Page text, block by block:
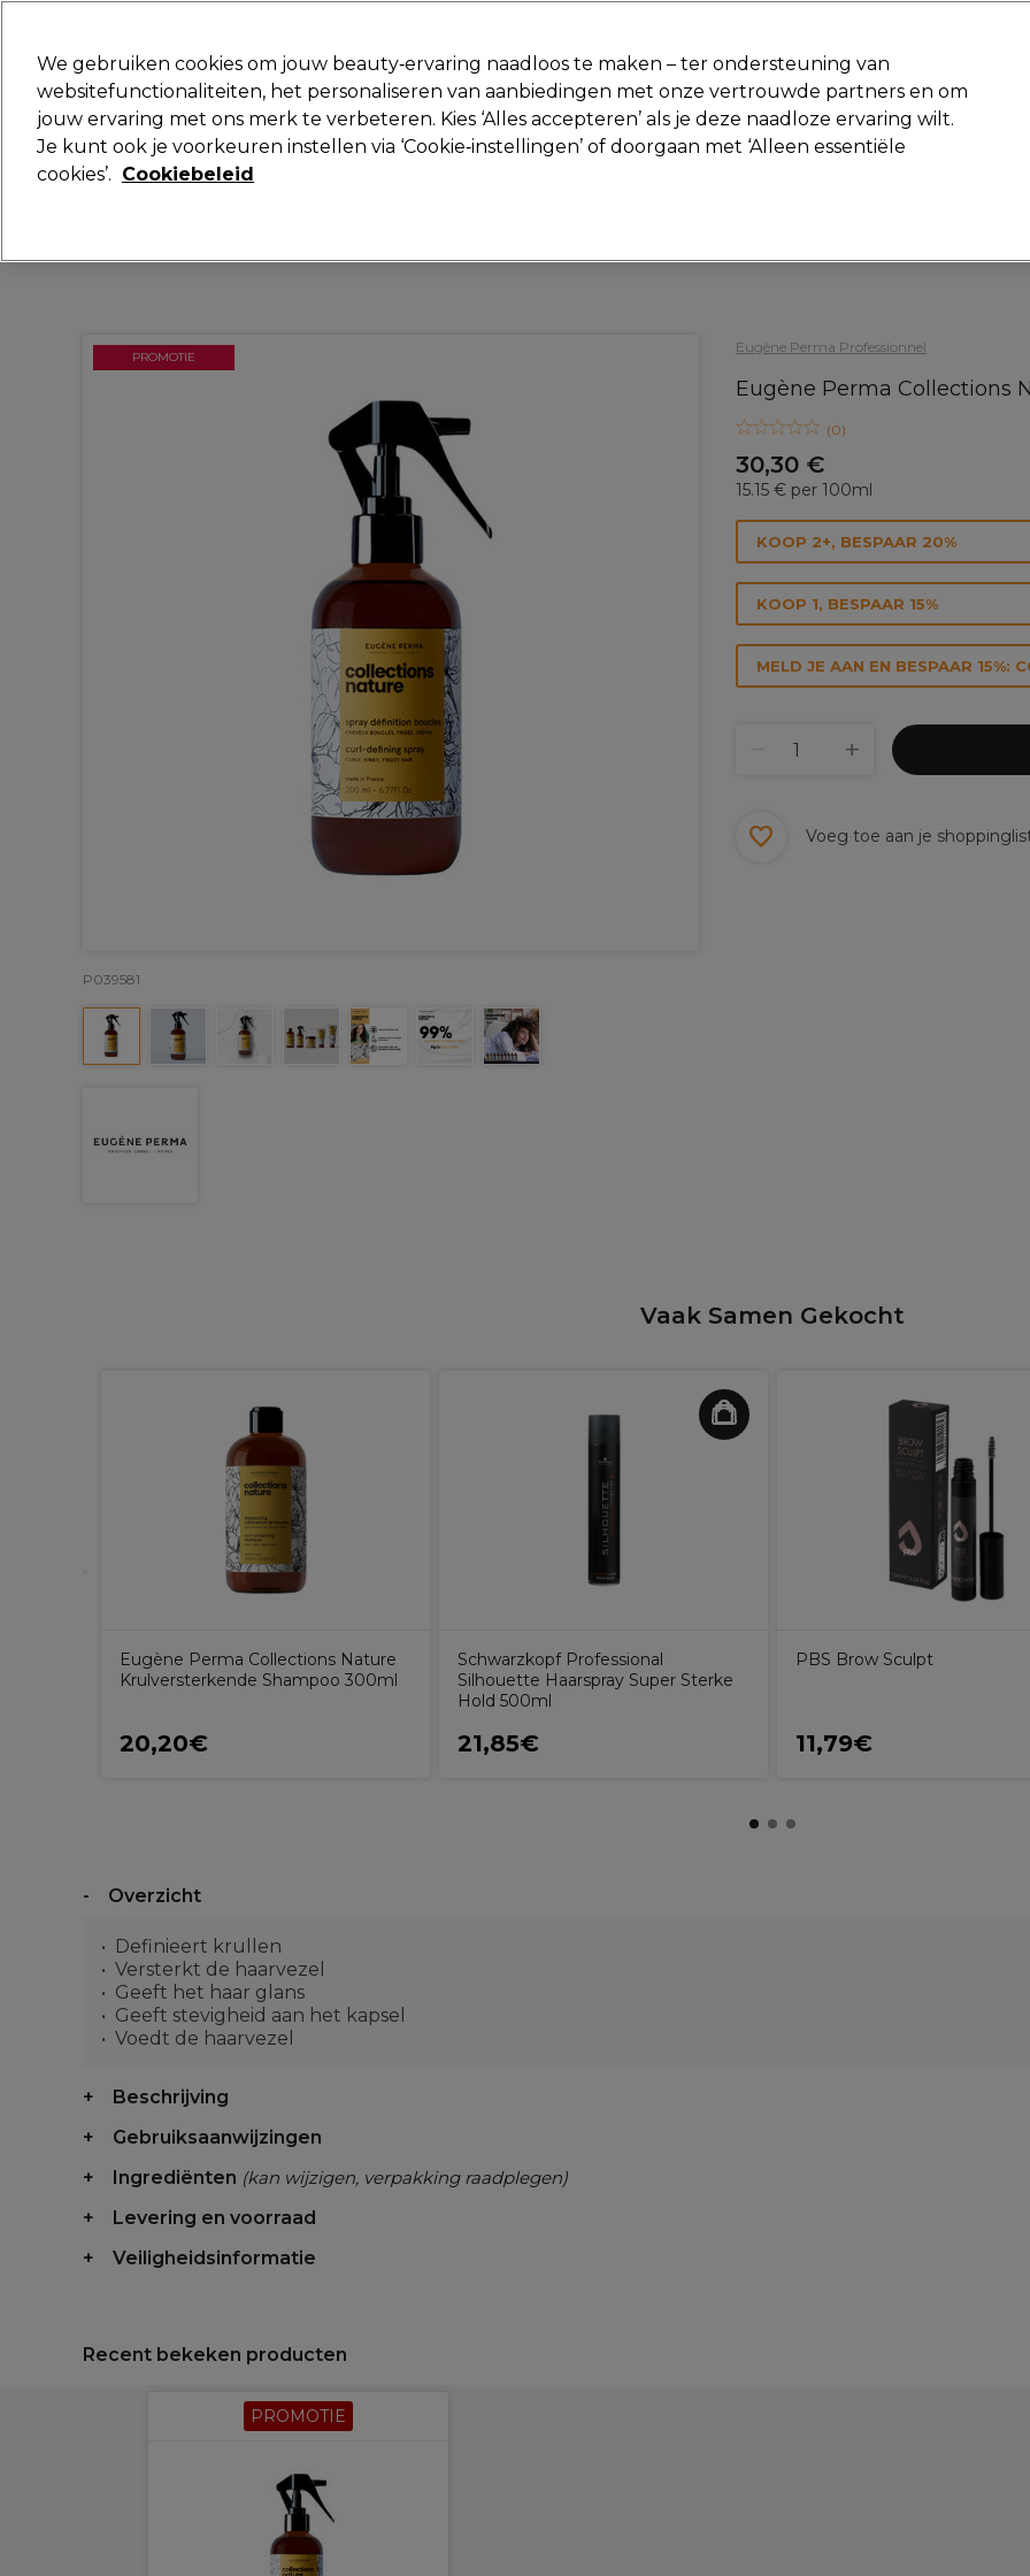
Merken Deals Haar Elektra Beauty Salon interieur Mannen Vegan Nieuwe producten
Volgende dag geleverd*
Eugène Perma Professionnel
Eugène Perma Collections
(0)
30,30 €
15.15 € per 100ml
PROMOTIE
P039581
KOOP 2+, BESPAAR 20%
KOOP 1, BESPAAR 15%
MELD JE AAN EN BESPAAR 15%:
Voeg toe aan je
Vaak Samen Gekocht
Eugène Perma Collections Nature
Krulversterkende Shampoo 300ml
20,20€
Schwarzkopf Professional
Silhouette Haarspray Super Sterke
Hold 500ml
21,85€
PBS Brow Sculpt
11,79€
Overzicht
Definieert krullen
Versterkt de haarvezel
Geeft het haar glans
Geeft stevigheid aan het kapsel
Voedt de haarvezel
Beschrijving
Gebruiksaanwijzingen
Ingrediënten (kan wijzigen, verpakking raadplegen)
Levering en voorraad
Veiligheidsinformatie
Recent bekeken producten
PROMOTIE
We gebruiken cookies om jouw beauty‑ervaring naadloos te maken – ter ondersteuning van
websitefunctionaliteiten, het personaliseren van aanbiedingen met onze vertrouwde partners en om
jouw ervaring met ons merk te verbeteren. Kies ‘Alles accepteren’ als je deze naadloze ervaring wilt.
Je kunt ook je voorkeuren instellen via ‘Cookie‑instellingen’ of doorgaan met ‘Alleen essentiële
cookies’. Cookiebeleid